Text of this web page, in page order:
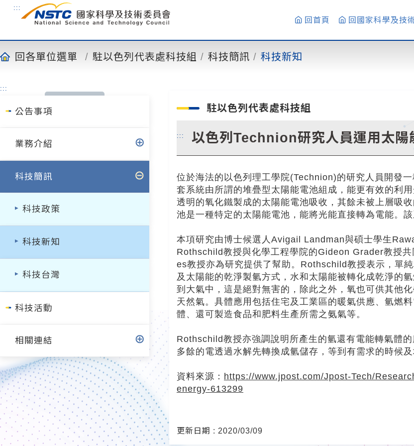
內
容
:::
回首頁 回國家科學及技
回各單位選單 駐以色列代表處科技組 科技簡訊 科技新知
:::
公告事項
業務介紹
科技簡訊
科技政策
科技新知
科技台灣
科技活動
相關連結
駐以色列代表處科技組
::: 以色列Technion研究人員運用太陽
位於海法的以色列理工學院(Technion)的研究人員開發
套系統由所謂的堆疊型太陽能電池組成，能更有效的利
透明的氧化鐵製成的太陽能電池吸收，其餘未被上層吸
池是一種特定的太陽能電池，能將光能直接轉為電能。
本項研究由博士候選人Avigail Landman與碩士學生
Rothschild教授與化學工程學院的Gideon Grader教授
es教授亦為研究提供了幫助。Rothschild教授表示，單
及太陽能的乾淨製氫方式，水和太陽能被轉化成乾淨的
到大氣中，這是絕對無害的，除此之外，氧也可供其他
天然氣。具體應用包括住宅及工業區的暖氣供應、氫燃
體、還可製造食品和肥料生產所需之氨氣等。
Rothschild教授亦強調說明所產生的氫還有電能轉氣體
多餘的電透過水解先轉換成氫儲存，等到有需求的時候及
資料來源： https://www.jpost.com/Jpost-Tech/
energy-613299
更新日期 : 2020/03/09